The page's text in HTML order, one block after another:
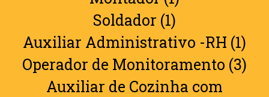
Soldador (1)
Auxiliar Administrativo -RH (1)
Operador de Monitoramento (3)
Auxiliar de Cozinha com